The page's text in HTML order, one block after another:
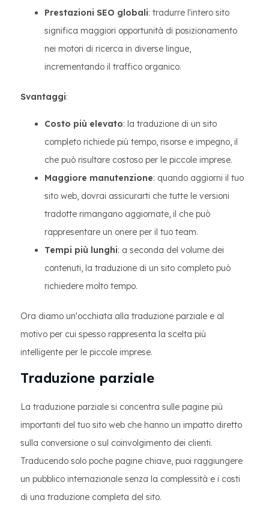
Prestazioni SEO globali: tradurre l'intero sito
significa maggiori opportunità di posizionamento
nei motori di ricerca in diverse lingue,
incrementando il traffico organico.
Svantaggi:
Costo più elevato: la traduzione di un sito
completo richiede più tempo, risorse e impegno, il
che può risultare costoso per le piccole imprese.
Maggiore manutenzione: quando aggiorni il tuo
sito web, dovrai assicurarti che tutte le versioni
tradotte rimangano aggiornate, il che può
rappresentare un onere per il tuo team.
Tempi più lunghi: a seconda del volume dei
contenuti, la traduzione di un sito completo può
richiedere molto tempo.
Ora diamo un'occhiata alla traduzione parziale e al
motivo per cui spesso rappresenta la scelta più
intelligente per le piccole imprese.
Traduzione parziale
La traduzione parziale si concentra sulle pagine più
importanti del tuo sito web che hanno un impatto diretto
sulla conversione o sul coinvolgimento dei clienti.
Traducendo solo poche pagine chiave, puoi raggiungere
un pubblico internazionale senza la complessità e i costi
di una traduzione completa del sito.